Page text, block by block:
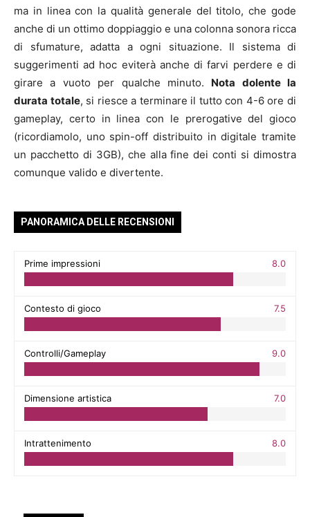
ma in linea con la qualità generale del titolo, che gode
anche di un ottimo doppiaggio e una colonna sonora ricca
di sfumature, adatta a ogni situazione. Il sistema di
suggerimenti ad hoc eviterà anche di farvi perdere e di
girare a vuoto per qualche minuto. Nota dolente la
durata totale, si riesce a terminare il tutto con 4-6 ore di
gameplay, certo in linea con le prerogative del gioco
(ricordiamolo, uno spin-off distribuito in digitale tramite
un pacchetto di 3GB), che alla fine dei conti si dimostra
comunque valido e divertente.
PANORAMICA DELLE RECENSIONI
Prime impressioni 8.0
Contesto di gioco 7.5
Controlli/Gameplay 9.0
Dimensione artistica 7.0
Intrattenimento 8.0